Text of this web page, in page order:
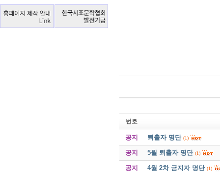
번호
공지 퇴출자 명단 (1)
공지 5월 퇴출자 명단 (1)
공지 4월 2차 금지자 명단 (1)